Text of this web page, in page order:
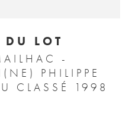
DU LOT
-
PHILIPPE
5ÈME GRAND CRU CLASSÉ 1998